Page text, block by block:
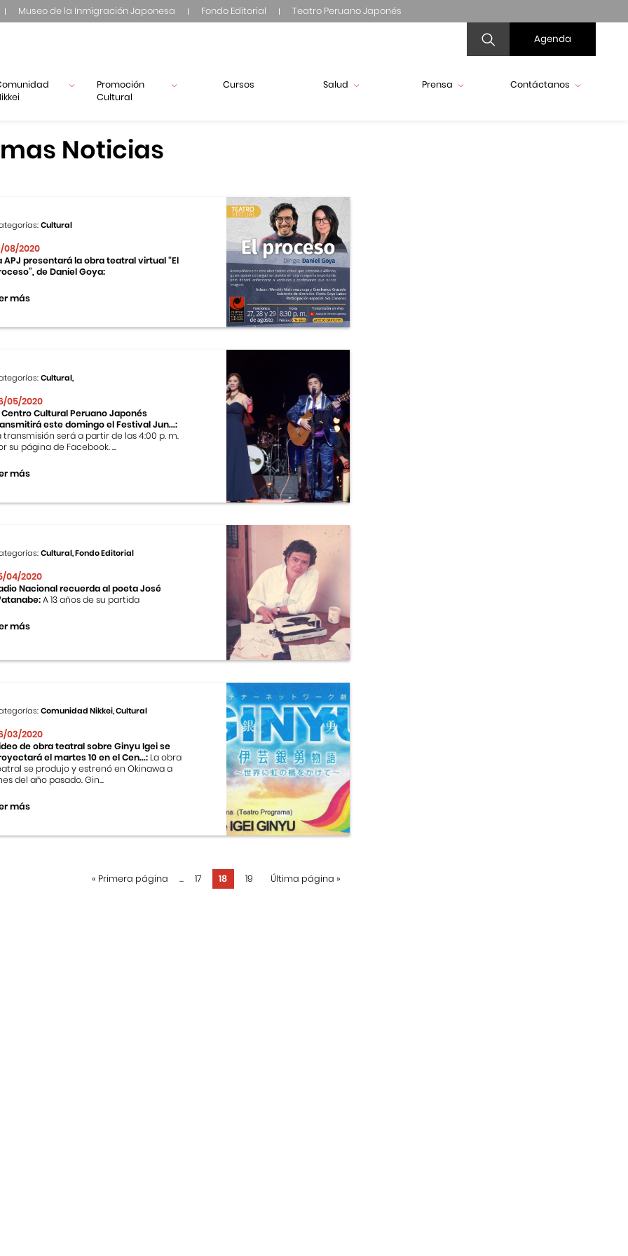
Museo de la Inmigración Japonesa Fondo Editorial Teatro Peruano Japonés
Agenda
Promoción
Cultural
Cursos Salud Prensa Contáctanos
Noticias
Cultural
08/2020
APJ presentará la obra teatral virtual “El
de Daniel Goya:
más
Cultural,
05/2020
Centro Cultural Peruano Japonés
este domingo el Festival Jun...:
transmisión será a partir de las 4:00 p. m.
su página de Facebook. ...
más
Cultural, Fondo Editorial
04/2020
Nacional recuerda al poeta José
A 13 años de su partida
más
Comunidad Nikkei, Cultural
03/2020
de obra teatral sobre Ginyu Igei se
el martes 10 en el Cen...: La obra
se produjo y estrenó en Okinawa a
del año pasado. Gin...
más
« Primera página ... 17 18 19 Última página »